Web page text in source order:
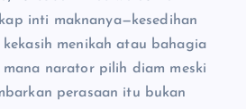
inti maknanya—kesedihan
menikah atau bahagia
narator pilih diam meski
perasaan itu bukan